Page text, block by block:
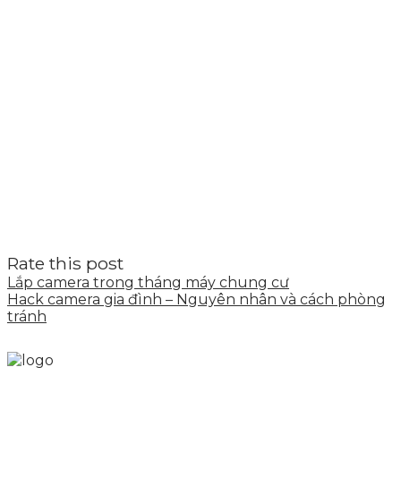
Rate this post
Lắp camera trong tháng máy chung cư
Hack camera gia đình – Nguyên nhân và cách phòng
tránh